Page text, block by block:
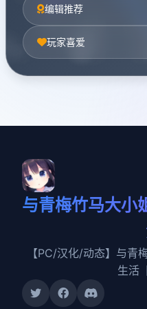
编辑推荐
玩家喜爱
与青梅竹马大小
【PC/汉化/动态】与青
生活